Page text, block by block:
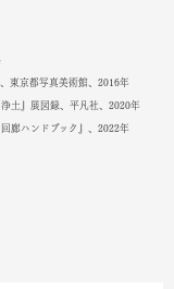
東京都写真美術館、2016年
土』展図録、平凡社、2020年
廊ハンドブック』、2022年